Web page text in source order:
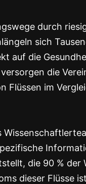
durch
sich
auf die
die
im
die 90 %
dieser Flüsse